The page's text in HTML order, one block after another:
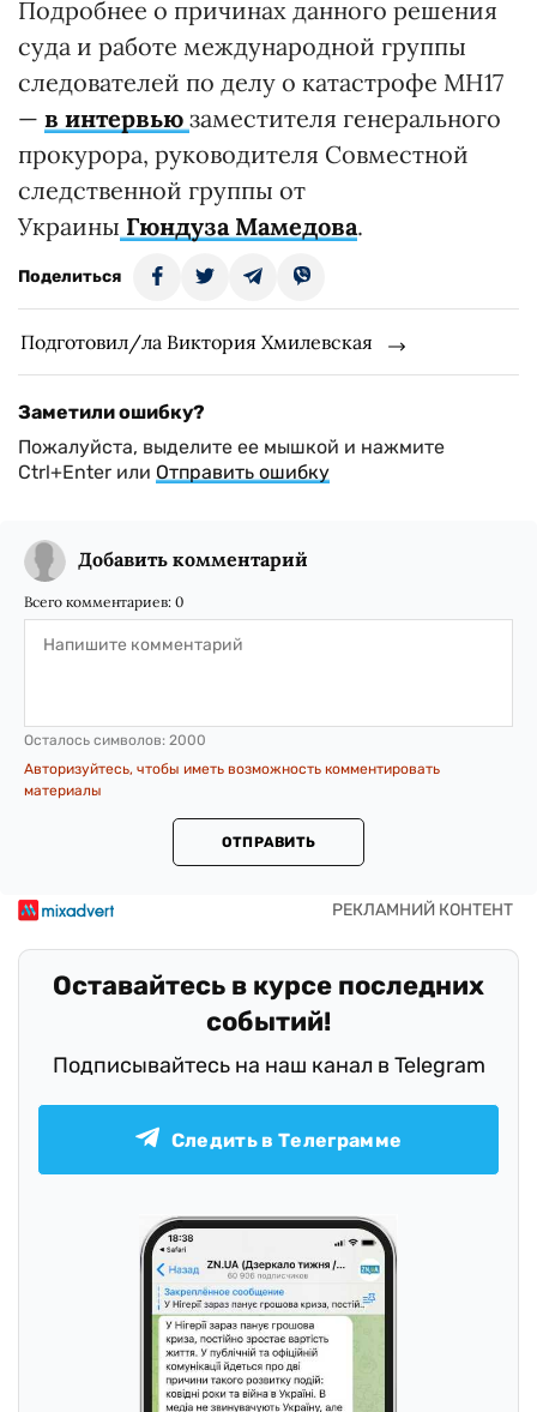
Подробнее о причинах данного решения
суда и работе международной группы
следователей по делу о катастрофе МН17
— в интервью заместителя генерального
прокурора, руководителя Совместной
следственной группы от
Украины Гюндуза Мамедова.
Поделиться
Подготовил/ла Виктория Хмилевская
Заметили ошибку?
Пожалуйста, выделите ее мышкой и нажмите
Ctrl+Enter или Отправить ошибку
Добавить комментарий
Всего комментариев: 0
Осталось символов: 2000
Авторизуйтесь, чтобы иметь возможность комментировать
материалы
ОТПРАВИТЬ
Оставайтесь в курсе последних
событий!
Подписывайтесь на наш канал в Telegram
Следить в Телеграмме